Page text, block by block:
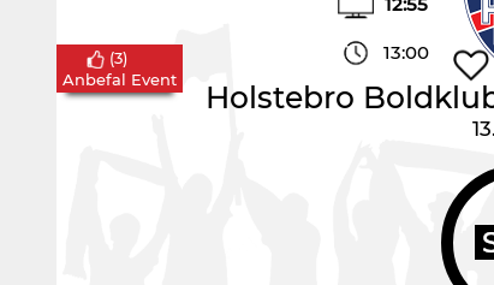
13:00
Holstebro
(3)
Anbefal Event